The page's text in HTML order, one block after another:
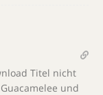
Titel nicht
und